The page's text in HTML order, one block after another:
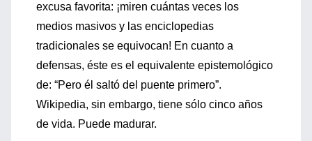
excusa favorita: ¡miren cuántas veces los
medios masivos y las enciclopedias
tradicionales se equivocan! En cuanto a
defensas, éste es el equivalente epistemológico
de: “Pero él saltó del puente primero”.
Wikipedia, sin embargo, tiene sólo cinco años
de vida. Puede madurar.